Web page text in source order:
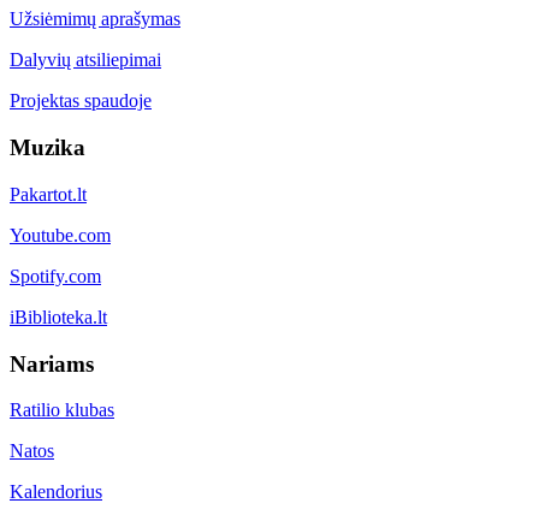
Užsiėmimų aprašymas
Dalyvių atsiliepimai
Projektas spaudoje
Muzika
Pakartot.lt
Youtube.com
Spotify.com
iBiblioteka.lt
Nariams
Ratilio klubas
Natos
Kalendorius